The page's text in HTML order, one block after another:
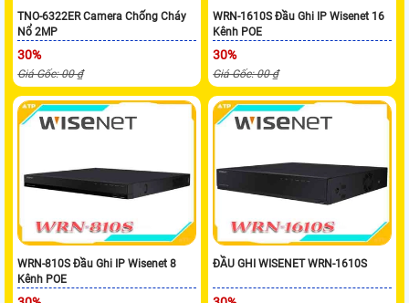
TNO-6322ER Camera Chống Cháy
Nổ 2MP
30%
Giá Gốc: 00 ₫
WRN-1610S Đầu Ghi IP Wisenet 16
Kênh POE
30%
Giá Gốc: 00 ₫
WRN-810S Đầu Ghi IP Wisenet 8
Kênh POE
ĐẦU GHI WISENET WRN-1610S